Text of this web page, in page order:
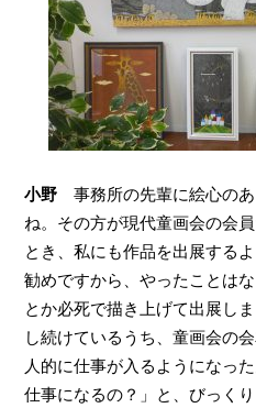
小野 事務所の先輩に絵心の
ね。その方が現代童画会の会
とき、私にも作品を出展する
勧めですから、やったことは
とか必死で描き上げて出展し
し続けているうち、童画会の
人的に仕事が入るようになっ
仕事になるの？」と、びっく